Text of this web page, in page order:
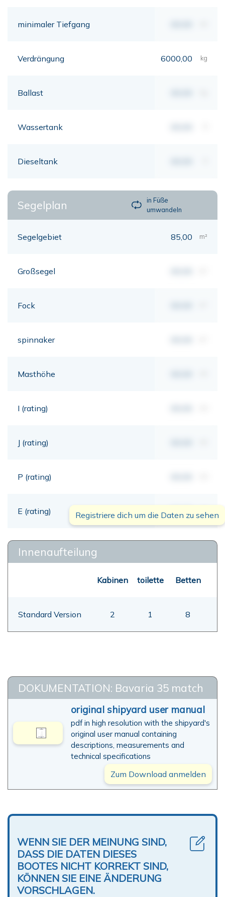
minimaler Tiefgang
Verdrängung 6000,00 kg
Ballast
Wassertank
Dieseltank
Segelplan
in Füße
umwandeln
Segelgebiet 85,00 m²
Großsegel
Fock
spinnaker
Masthöhe
I (rating)
J (rating)
P (rating)
E (rating) 00,00 mt
Registriere dich um die Daten zu sehen
Innenaufteilung
Kabinen toilette Betten
Standard Version 2 1 8
DOKUMENTATION: Bavaria 35 match
original shipyard user manual
pdf in high resolution with the shipyard's
original user manual containing
descriptions, measurements and
technical specifications
Zum Download anmelden
WENN SIE DER MEINUNG SIND,
DASS DIE DATEN DIESES
BOOTES NICHT KORREKT SIND,
KÖNNEN SIE EINE ÄNDERUNG
VORSCHLAGEN.